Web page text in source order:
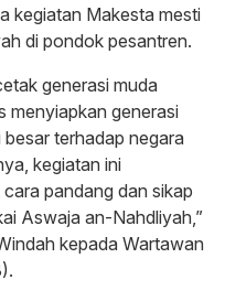
kegiatan Makesta mesti
di pondok pesantren.
generasi muda
menyiapkan generasi
terhadap negara
kegiatan ini
pandang dan sikap
Aswaja an-Nahdliyah,”
kepada Wartawan